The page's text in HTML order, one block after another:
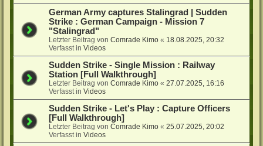
German Army captures Stalingrad | Sudden
Strike : German Campaign - Mission 7
"Stalingrad"
Letzter Beitrag vonComrade Kimo « 18.08.2025, 20:32
Verfasst inVideos
Sudden Strike - Single Mission : Railway
Station [Full Walkthrough]
Letzter Beitrag vonComrade Kimo «27.07.2025, 16:16
Verfasst inVideos
Sudden Strike - Let's Play : Capture Officers
[Full Walkthrough]
Letzter Beitrag vonComrade Kimo «25.07.2025, 20:02
Verfasst inVideos